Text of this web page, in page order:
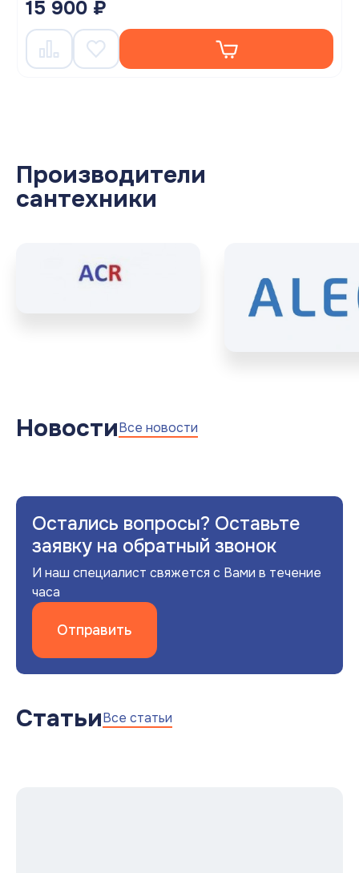
15 900 ₽
Производители
сантехники
НовостиВсе новости
Остались вопросы? Оставьте
заявку на обратный звонок
И наш специалист свяжется с Вами в течение
часа
Отправить
СтатьиВсе статьи